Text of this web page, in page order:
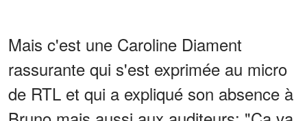
Mais c'est une Caroline Diament
rassurante qui s'est exprimée au micro
de RTL et qui a expliqué son absence à